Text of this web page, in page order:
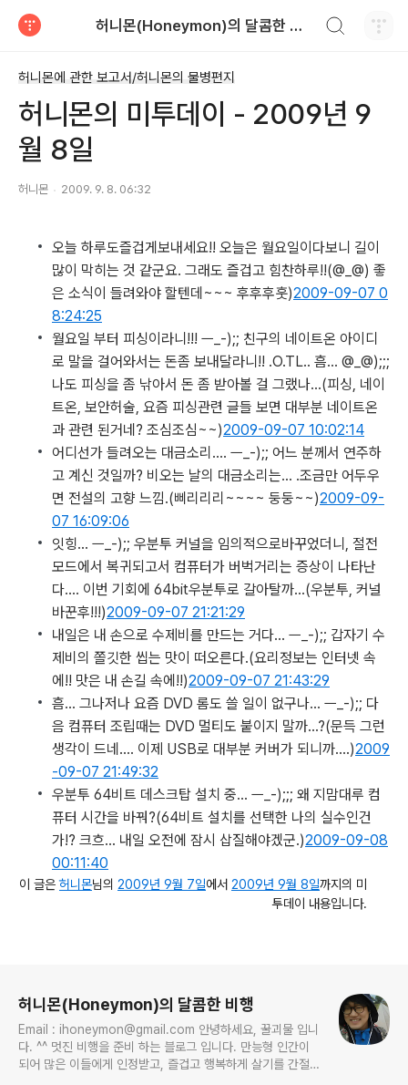
허니몬(Honeymon)의 달콤한 비행
허니몬에 관한 보고서/허니몬의 물병편지
허니몬의 미투데이 - 2009년 9
월 8일
허니몬 2009. 9. 8. 06:32
오늘 하루도즐겁게보내세요!! 오늘은 월요일이다보니 길이
많이 막히는 것 같군요. 그래도 즐겁고 힘찬하루!!(@_@) 좋
은 소식이 들려와야 할텐데~~~ 후후후훗)2009-09-07 0
8:24:25
월요일 부터 피싱이라니!!! ㅡ_-);; 친구의 네이트온 아이디
로 말을 걸어와서는 돈좀 보내달라니!! .O.TL.. 흠… @_@);;;
나도 피싱을 좀 낚아서 돈 좀 받아볼 걸 그랬나…(피싱, 네이
트온, 보안허술, 요즘 피싱관련 글들 보면 대부분 네이트온
과 관련 된거네? 조심조심~~)2009-09-07 10:02:14
어디선가 들려오는 대금소리…. ㅡ_-);; 어느 분께서 연주하
고 계신 것일까? 비오는 날의 대금소리는… .조금만 어두우
면 전설의 고향 느낌.(삐리리리~~~~ 둥둥~~)2009-09-
07 16:09:06
잇힝… ㅡ_-);; 우분투 커널을 임의적으로바꾸었더니, 절전
모드에서 복귀되고서 컴퓨터가 버벅거리는 증상이 나타난
다…. 이번 기회에 64bit우분투로 갈아탈까…(우분투, 커널
바꾼후!!!)2009-09-07 21:21:29
내일은 내 손으로 수제비를 만드는 거다… ㅡ_-);; 갑자기 수
제비의 쫄깃한 씹는 맛이 떠오른다.(요리정보는 인터넷 속
에!! 맛은 내 손길 속에!!)2009-09-07 21:43:29
흠… 그나저나 요즘 DVD 롬도 쓸 일이 없구나… ㅡ_-);; 다
음 컴퓨터 조립때는 DVD 멀티도 붙이지 말까…?(문득 그런
생각이 드네.... 이제 USB로 대부분 커버가 되니까....)2009
-09-07 21:49:32
우분투 64비트 데스크탑 설치 중… ㅡ_-);;; 왜 지맘대루 컴
퓨터 시간을 바꿔?(64비트 설치를 선택한 나의 실수인건
가!? 크흐... 내일 오전에 잠시 삽질해야겠군.)2009-09-08
00:11:40
이 글은허니몬님의 2009년 9월 7일에서 2009년 9월 8일까지의 미
투데이 내용입니다.
허니몬(Honeymon)의 달콤한 비행
Email : ihoneymon@gmail.com 안녕하세요, 꿀괴물 입니
다. ^^ 멋진 비행을 준비 하는 블로그 입니다. 만능형 인간이
되어 많은 이들에게 인정받고, 즐겁고 행복하게 살기를 간절히